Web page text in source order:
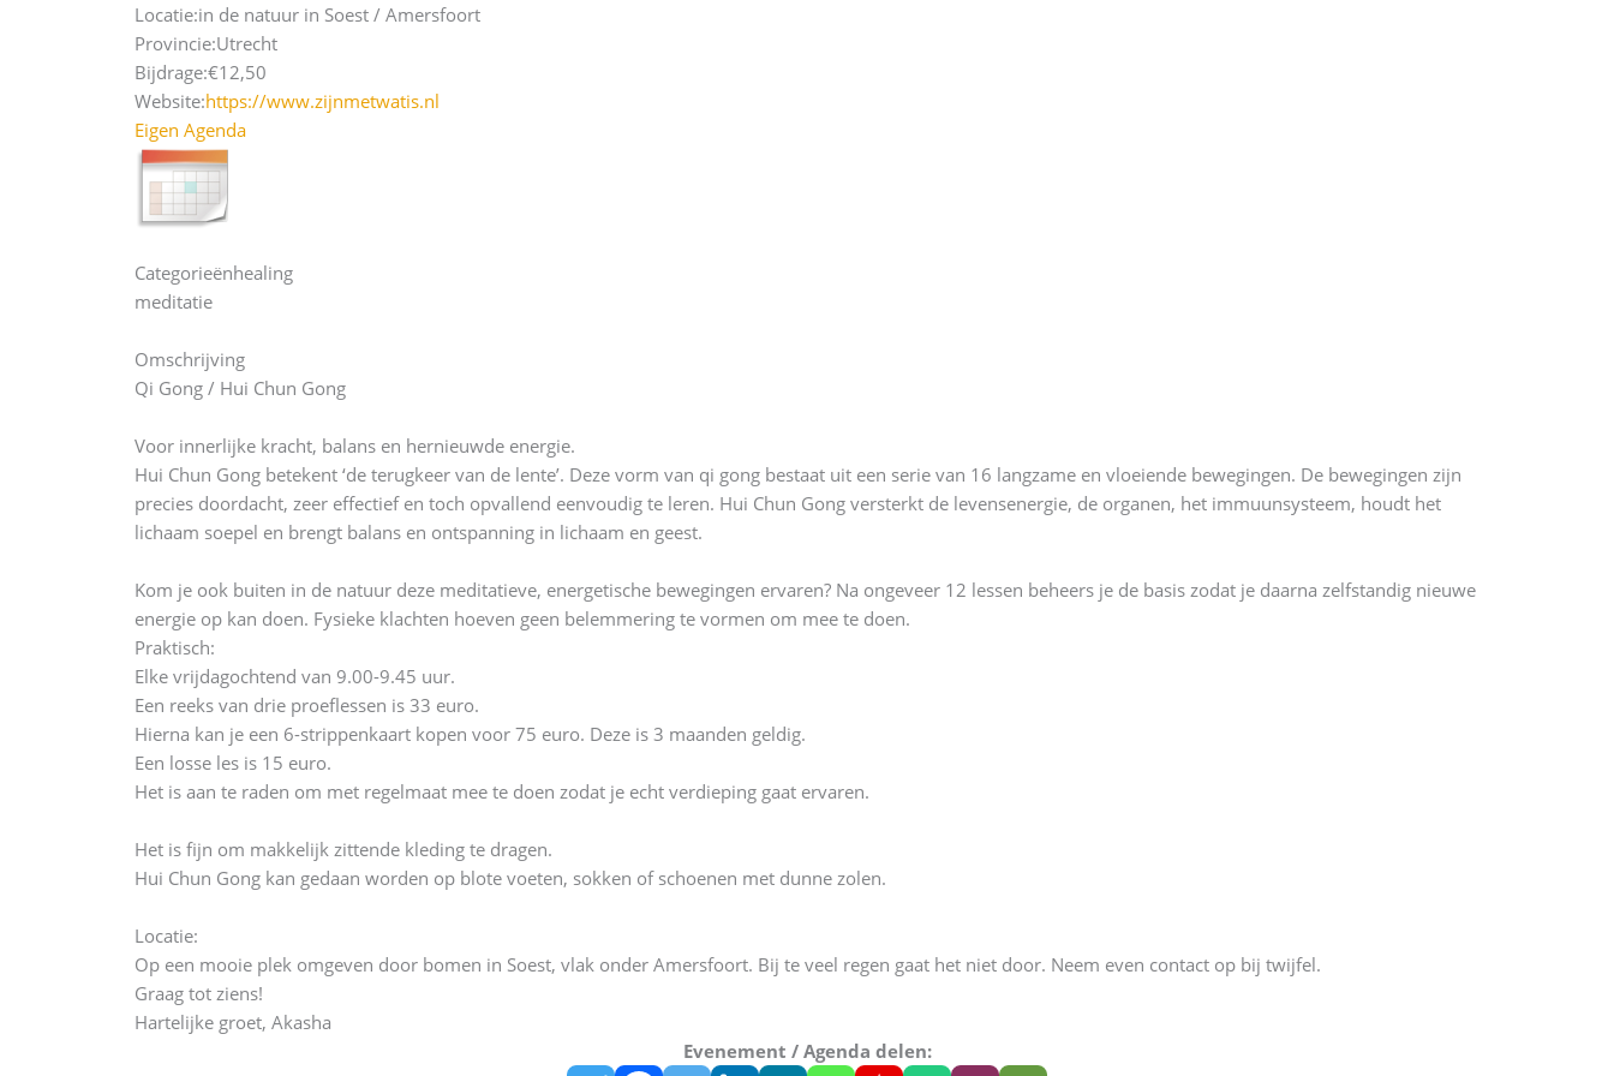
Locatie:in de natuur in Soest / Amersfoort
Provincie:Utrecht
Bijdrage:€12,50
Website:https://www.zijnmetwatis.nl
Eigen Agenda
Categorieënhealing
meditatie
Omschrijving
Qi Gong / Hui Chun Gong
Voor innerlijke kracht, balans en hernieuwde energie.
Hui Chun Gong betekent ‘de terugkeer van de lente’. Deze vorm van qi gong bestaat uit een serie van 16 langzame en vloeiende bewegingen. De bewegingen zijn
precies doordacht, zeer effectief en toch opvallend eenvoudig te leren. Hui Chun Gong versterkt de levensenergie, de organen, het immuunsysteem, houdt het
lichaam soepel en brengt balans en ontspanning in lichaam en geest.
Kom je ook buiten in de natuur deze meditatieve, energetische bewegingen ervaren? Na ongeveer 12 lessen beheers je de basis zodat je daarna zelfstandig nieuwe
energie op kan doen. Fysieke klachten hoeven geen belemmering te vormen om mee te doen.
Praktisch:
Elke vrijdagochtend van 9.00-9.45 uur.
Een reeks van drie proeflessen is 33 euro.
Hierna kan je een 6-strippenkaart kopen voor 75 euro. Deze is 3 maanden geldig.
Een losse les is 15 euro.
Het is aan te raden om met regelmaat mee te doen zodat je echt verdieping gaat ervaren.
Het is fijn om makkelijk zittende kleding te dragen.
Hui Chun Gong kan gedaan worden op blote voeten, sokken of schoenen met dunne zolen.
Locatie:
Op een mooie plek omgeven door bomen in Soest, vlak onder Amersfoort. Bij te veel regen gaat het niet door. Neem even contact op bij twijfel.
Graag tot ziens!
Hartelijke groet, Akasha
Evenement / Agenda delen: